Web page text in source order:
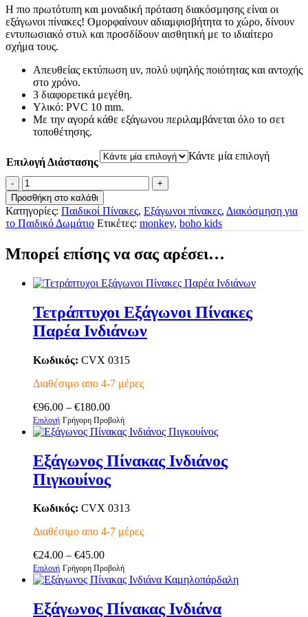
€24.00
through
Η πιο πρωτότυπη και μοναδική πρόταση διακόσμησης είναι οι
εξάγωνοι πίνακες! Ομορφαίνουν αδιαμφισβήτητα το χώρο, δίνουν
εντυπωσιακό στυλ και προσδίδουν αισθητική με το ιδιαίτερο
σχήμα τους.
Απευθείας εκτύπωση uv, πολύ υψηλής ποιότητας και αντοχής
στο χρόνο.
3 διαφορετικά μεγέθη.
Υλικό: PVC 10 mm.
Με την αγορά κάθε εξάγωνου περιλαμβάνεται όλο το σετ
τοποθέτησης.
Επιλογή Διάστασης
Κάντε μία επιλογή
Εξάγωνος
Πίνακας
Ινδιάνος
Πίθηκος
ποσότητα
Προσθήκη στο καλάθι
Κατηγορίες: Παιδικοί Πίνακες, Εξάγωνοι πίνακες, Διακόσμηση για
το Παιδικό Δωμάτιο Ετικέτες: monkey, boho kids
Μπορεί επίσης να σας αρέσει…
Τετράπτυχοι Εξάγωνοι Πίνακες
Παρέα Ινδιάνων
Κωδικός: CVX 0315
Διαθέσιμο απο 4-7 μέρες
€96.00 – €180.00Price
range:
€96.00
€180.00
Επιλογή Αυτό
το
πολλαπλές
παραλλαγές.
επιλογές
μπορούν
να
στη
σελίδα
του
Γρήγορη Προβολή
Εξάγωνος Πίνακας Ινδιάνος
Πιγκουίνος
Κωδικός: CVX 0313
Διαθέσιμο απο 4-7 μέρες
€24.00 – €45.00Price
range:
€24.00
€45.00
Επιλογή Αυτό
το
έχει
Γρήγορη Προβολή
Εξάγωνος Πίνακας Ινδιάνα